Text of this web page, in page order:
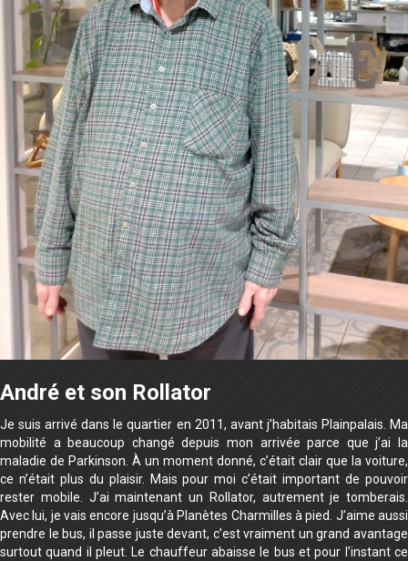
André et son Rollator
Je suis arrivé dans le quartier en 2011, avant j’habitais Plainpalais. Ma
mobilité a beaucoup changé depuis mon arrivée parce que j’ai la
maladie de Parkinson. À un moment donné, c’était clair que la voiture,
ce n’était plus du plaisir. Mais pour moi c’était important de pouvoir
rester mobile. J’ai maintenant un Rollator, autrement je tomberais.
Avec lui, je vais encore jusqu’à Planètes Charmilles à pied. J’aime aussi
prendre le bus, il passe juste devant, c’est vraiment un grand avantage
surtout quand il pleut. Le chauffeur abaisse le bus et pour l’instant ce